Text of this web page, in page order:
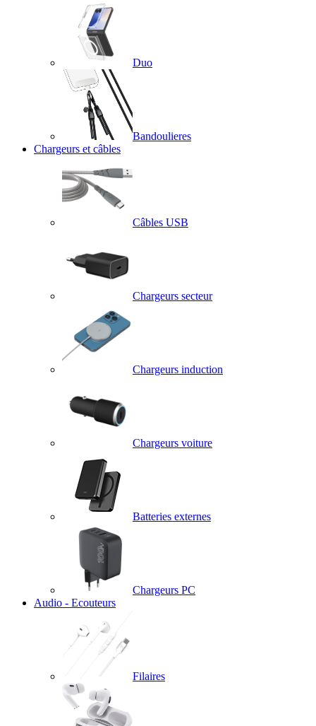
Duo
Bandoulieres
Chargeurs et câbles
Câbles USB
Chargeurs secteur
Chargeurs induction
Chargeurs voiture
Batteries externes
Chargeurs PC
Audio - Ecouteurs
Filaires